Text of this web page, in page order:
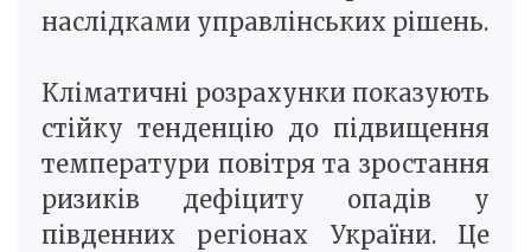
наслідками управлінських рішень.
Кліматичні розрахунки показують
стійку тенденцію до підвищення
температури повітря та зростання
ризиків дефіциту опадів у
південних регіонах України. Це